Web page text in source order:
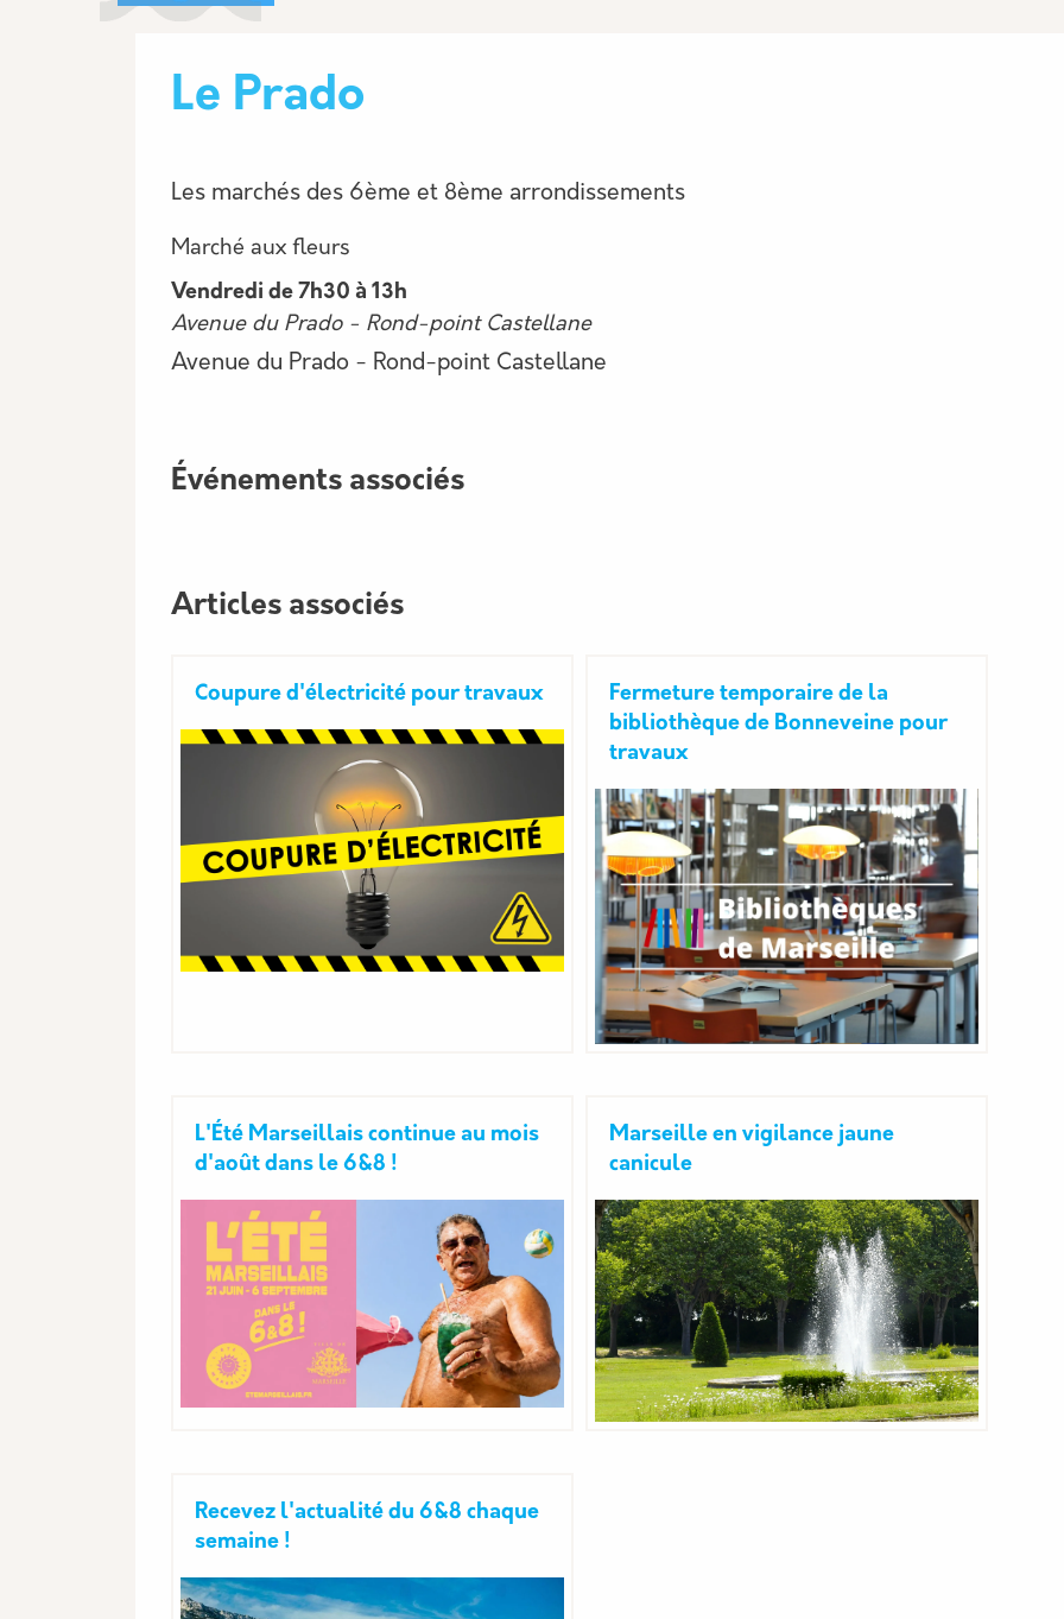
Le Prado
Les marchés des 6ème et 8ème arrondissements
Description
Marché aux fleurs
Vendredi de 7h30 à 13h
Avenue du Prado - Rond-point Castellane
Avenue du Prado - Rond-point Castellane
Événements associés
Articles associés
Coupure d'électricité pour travaux
Fermeture temporaire de la
bibliothèque de Bonneveine pour
travaux
L'Été Marseillais continue au mois
d'août dans le 6&8 !
Marseille en vigilance jaune
canicule
Recevez l'actualité du 6&8 chaque
semaine !